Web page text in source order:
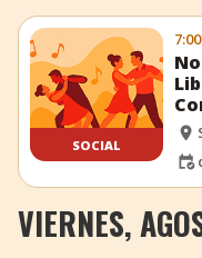
SOCIAL
VIERNES,